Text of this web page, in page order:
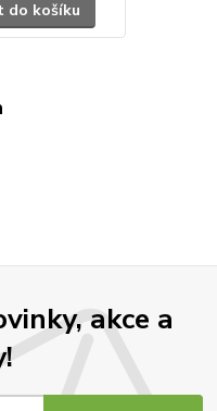
do košíku
akce a